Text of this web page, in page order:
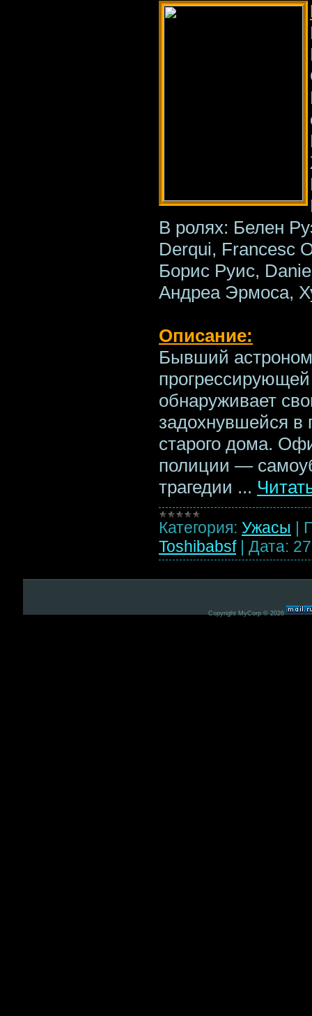
В ролях: Белен
Derqui, Francesc
Борис Руис,
Андреа Эрмоса,
Описание:
Бывший
прогрессирующей
обнаруживает
задохнувшейся в
старого дома.
полиции —
трагедии ...
Категория: Ужасы |
Toshibabsf | Дата:
Copyright MyCorp © 2026